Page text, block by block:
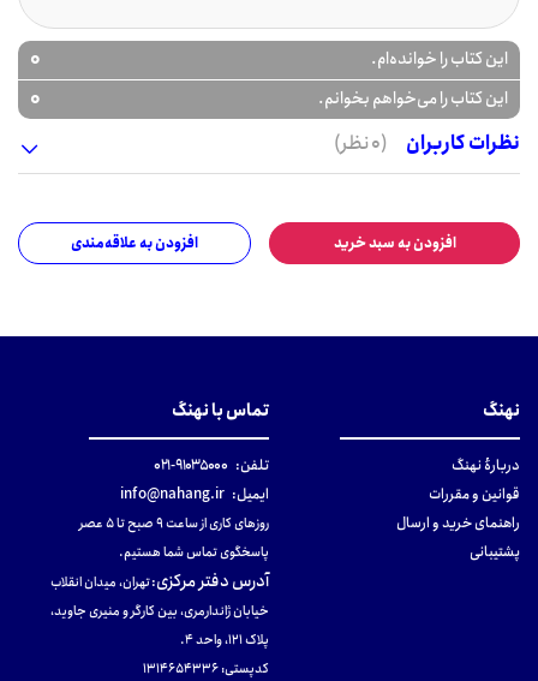
این کتاب را خوانده‌ام. 0
این کتاب را می‌خواهم بخوانم.
0
نظرات کاربران
(0 نظر)
افزودن به سبد خرید افزودن به علاقه‌مندی
نهنگ
دربارهٔ نهنگ
قوانین و مقررات
راهنمای خرید و ارسال
پشتیبانی
تماس با نهنگ
تلفن: ۹۱۰۳۵۰۰۰-۰۲۱
ایمیل: info@nahang.ir
روزهای کاری از ساعت ۹ صبح تا ۵ عصر
پاسخگوی تماس شما هستیم.
آدرس دفتر مرکزی:تهران، میدان انقلاب
خیابان ژاندارمری، بین کارگر و منیری جاوید،
پلاک 121، واحد ۴.
کدپستی: 131465433۶